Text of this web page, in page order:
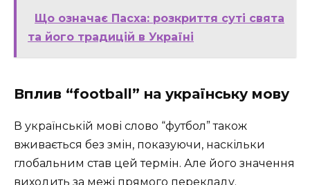
Що означає Пасха: розкриття суті свята
та його традицій в Україні
Вплив “football” на українську мову
В українській мові слово “футбол” також
вживається без змін, показуючи, наскільки
глобальним став цей термін. Але його значення
виходить за межі прямого перекладу.